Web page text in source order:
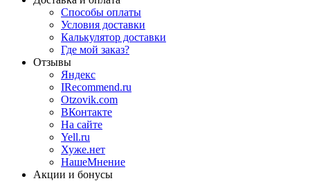
Способы оплаты
Условия доставки
Калькулятор доставки
Где мой заказ?
Отзывы
Яндекс
IRecommend.ru
Otzovik.com
ВКонтакте
На сайте
Yell.ru
Хуже.нет
НашеМнение
Акции и бонусы